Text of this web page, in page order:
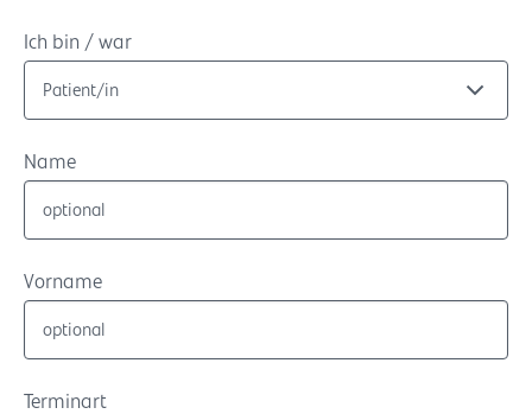
Ich bin / war
Name
Vorname
Terminart